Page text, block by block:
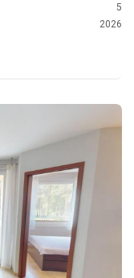
5
2026